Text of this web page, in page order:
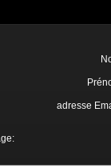
adresse